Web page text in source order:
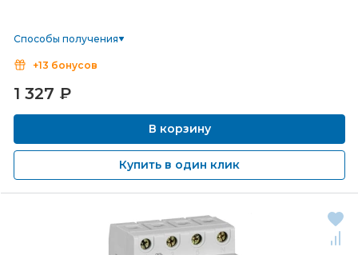
Способы получения
+13 бонусов
1 327 ₽
В корзину
Купить в один клик